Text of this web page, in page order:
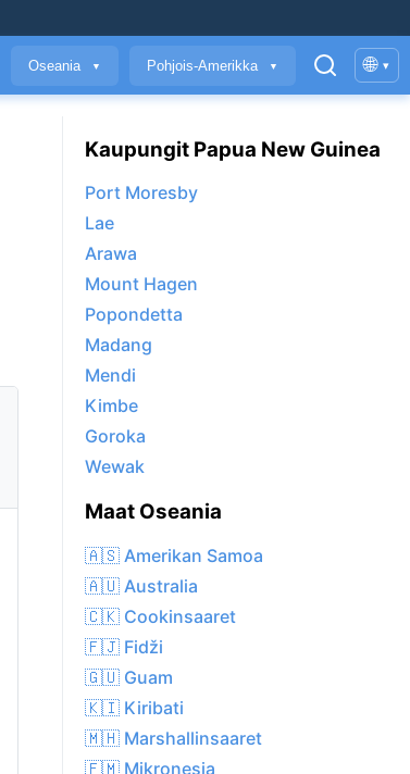
Oseania ▼ Pohjois-Amerikka ▼ 🌐 ▾
Kaupungit Papua New Guinea
Port Moresby
Lae
Arawa
Mount Hagen
Popondetta
Madang
Mendi
Kimbe
Goroka
Wewak
Maat Oseania
🇦🇸 Amerikan Samoa
🇦🇺 Australia
🇨🇰 Cookinsaaret
🇫🇯 Fidži
🇬🇺 Guam
🇰🇮 Kiribati
🇲🇭 Marshallinsaaret
🇫🇲 Mikronesia